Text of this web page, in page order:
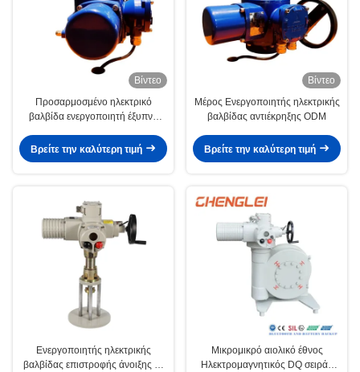
Βίντεο
Προσαρμοσμένο ηλεκτρικό
βαλβίδα ενεργοποιητή έξυπνη
στροφή
Βρείτε την καλύτερη τιμή
Βίντεο
Μέρος Ενεργοποιητής ηλεκτρικής
βαλβίδας αντιέκρηξης ODM
Βρείτε την καλύτερη τιμή
Ενεργοποιητής ηλεκτρικής
βαλβίδας επιστροφής άνοιξης με
Μικρομικρό αιολικό έθνος
Ηλεκτρομαγνητικός DQ σειράς